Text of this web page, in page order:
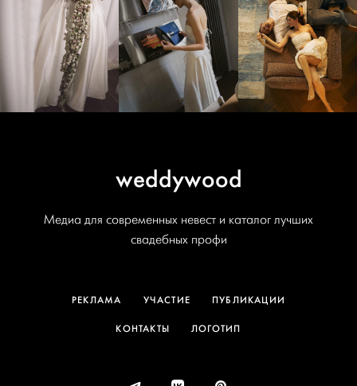
weddywood
Медиа для современных невест и каталог лучших
свадебных профи
РЕКЛАМА УЧАСТИЕ ПУБЛИКАЦИИ
КОНТАКТЫ ЛОГОТИП